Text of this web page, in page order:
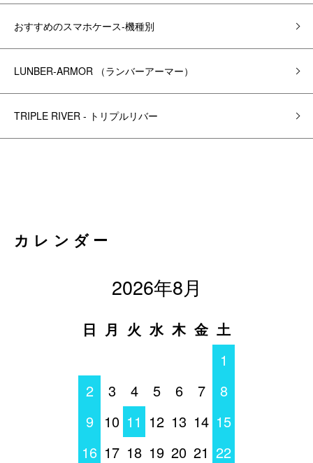
おすすめのスマホケース-機種別
LUNBER-ARMOR （ランバーアーマー）
TRIPLE RIVER - トリプルリバー
カレンダー
2026年8月
日 月 火 水 木 金 土
1
2
3 4 5 6 7
8
9
10 11 12 13 14 15
16 17 18 19 20 21 22